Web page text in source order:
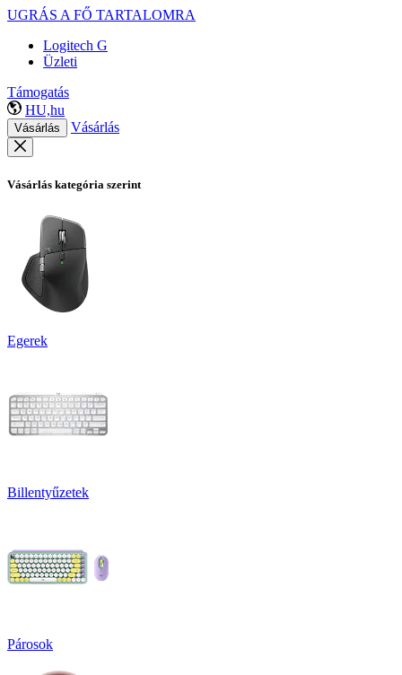
UGRÁS A FŐ TARTALOMRA
Logitech G
Üzleti
Támogatás
HU,hu
Vásárlás Vásárlás
Vásárlás kategória szerint
Egerek
Billentyűzetek
Párosok